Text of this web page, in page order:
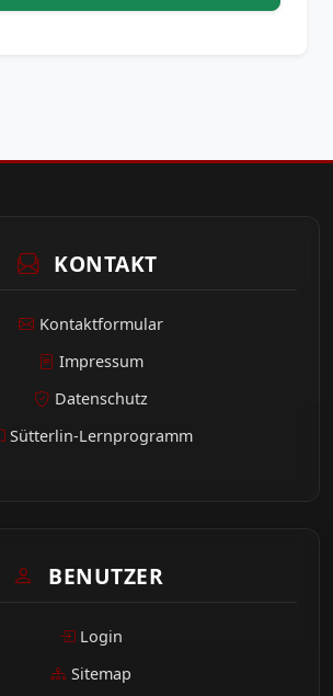
KONTAKT
Kontaktformular
Impressum
Datenschutz
Sütterlin-Lernprogramm
BENUTZER
Login
Sitemap